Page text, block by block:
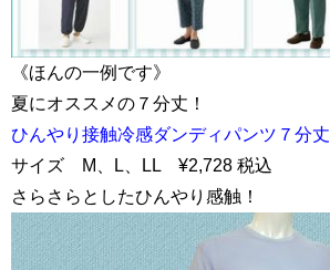
《ほんの一例です》
夏にオススメの７分丈！
ひんやり接触冷感ダンディパンツ７分丈
サイズ M、L、LL ¥2,728 税込
さらさらとしたひんやり感触！